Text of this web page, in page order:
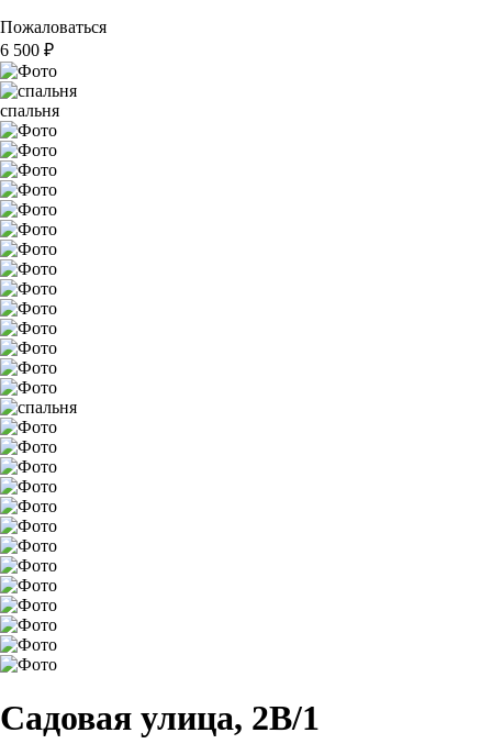
Пожаловаться
6 500 ₽
спальня
Садовая улица, 2В/1